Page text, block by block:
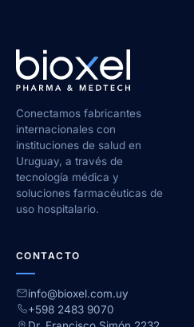
Conectamos fabricantes
internacionales con
instituciones de salud en
Uruguay, a través de
tecnología médica y
soluciones farmacéuticas de
uso hospitalario.
CONTACTO
info@bioxel.com.uy
+598 2483 9070